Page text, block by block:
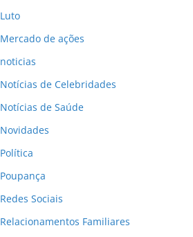
Luto
Mercado de ações
noticias
Notícias de Celebridades
Notícias de Saúde
Novidades
Política
Poupança
Redes Sociais
Relacionamentos Familiares